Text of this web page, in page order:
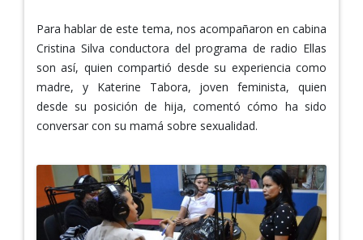
Para hablar de este tema, nos acompañaron en cabina
Cristina Silva conductora del programa de radio Ellas
son así, quien compartió desde su experiencia como
madre, y Katerine Tabora, joven feminista, quien
desde su posición de hija, comentó cómo ha sido
conversar con su mamá sobre sexualidad.